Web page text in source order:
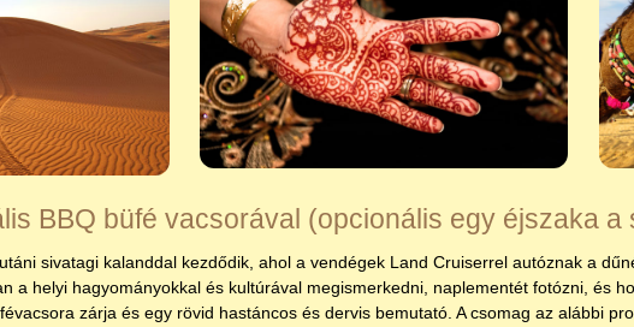
BBQ büfé vacsorával (opcionális egy éjszaka a
sivatagi kalanddal kezdődik, ahol a vendégek Land Cruiserrel autóznak a
a helyi hagyományokkal és kultúrával megismerkedni, naplementét fotózni, és
zárja és egy rövid hastáncos és dervis bemutató. A csomag az alábbi